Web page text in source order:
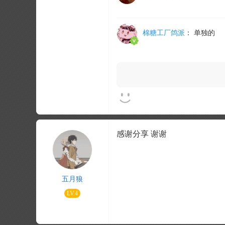
棉糖工厂鸽派 ： 单独的
五月狼
LV.4
感谢分享 谢谢